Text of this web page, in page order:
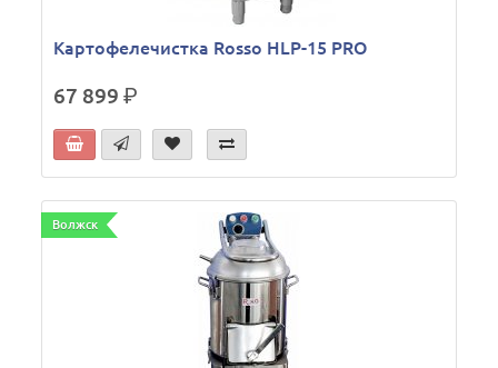
Картофелечистка Rosso HLP-15 PRO
67 899р.
Волжск